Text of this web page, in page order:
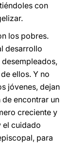
con
los pobres.
desarrollo
ellos. Y no
jóvenes, dejan
encontrar un
creciente y
el cuidado
para